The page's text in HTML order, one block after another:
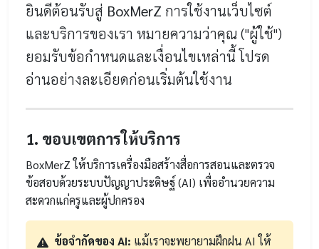
ยินดีต้อนรับสู่ BoxMerZ การใช้งานเว็บไซต์
และบริการของเรา หมายความว่าคุณ ("ผู้ใช้")
ยอมรับข้อกำหนดและเงื่อนไขเหล่านี้ โปรด
อ่านอย่างละเอียดก่อนเริ่มต้นใช้งาน
1. ขอบเขตการให้บริการ
BoxMerZ ให้บริการเครื่องมือสร้างสื่อการสอนและตรวจ
ข้อสอบด้วยระบบปัญญาประดิษฐ์ (AI) เพื่ออำนวยความ
สะดวกแก่ครูและผู้ปกครอง
ข้อจำกัดของ AI: แม้เราจะพยายามฝึกฝน AI ให้